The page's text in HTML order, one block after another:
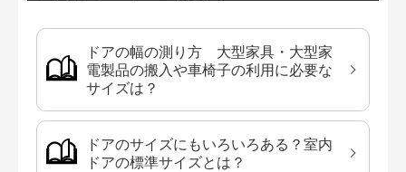
ドアの幅の測り方 大型家具・大型家
電製品の搬入や車椅子の利用に必要な
サイズは？
ドアのサイズにもいろいろある？室内
ドアの標準サイズとは？